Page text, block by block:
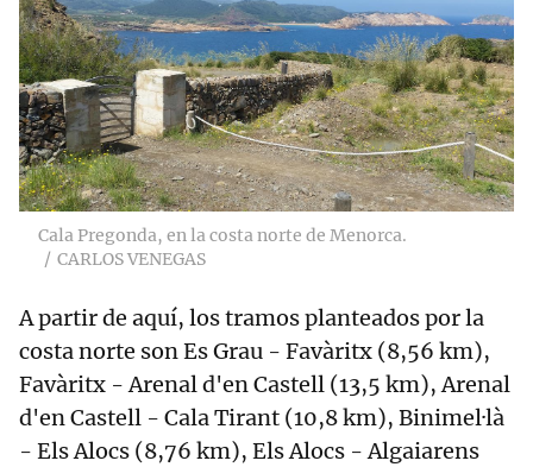
Cala Pregonda, en la costa norte de Menorca.
CARLOS VENEGAS
A partir de aquí, los tramos planteados por la
costa norte son Es Grau - Favàritx (8,56 km),
Favàritx - Arenal d'en Castell (13,5 km), Arenal
d'en Castell - Cala Tirant (10,8 km), Binimel·là
- Els Alocs (8,76 km), Els Alocs - Algaiarens